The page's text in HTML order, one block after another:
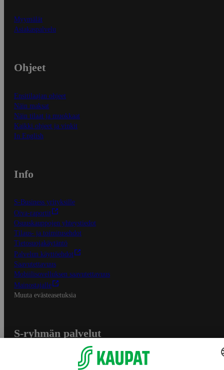
Myymälät
Asiakaspalvelu
Ohjeet
Ensitilaajan ohjeet
Näin maksat
Näin tilaat ja muokkaat
Kaikki ohjeet ja vinkit
In English
Info
S-Business yrityksille
Oiva-raportit
Osuuskauppojen yhteystiedot
Tilaus- ja toimitusehdot
Tietosuojakäytäntö
Palvelun käyttöehdot
Saavutettavuus
Mobiilisovelluksen saavutettavuus
Mainostajalle
Muuta evästeasetuksia
S-ryhmän palvelut